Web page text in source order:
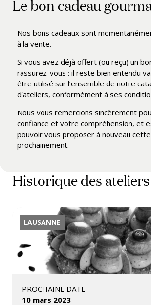
Le bon cadeau
Nos bons cadeaux sont
à la vente.
Si vous avez déjà offert (ou reçu) un
rassurez-vous : il reste bien entendu
être utilisé sur l’ensemble de notre
d’ateliers, conformément à ses
Nous vous remercions sincèrement
confiance et votre compréhension, et
pouvoir vous proposer à nouveau
prochainement.
Historique des ateliers
LAUSANNE
PROCHAINE DATE
10 mars 2023